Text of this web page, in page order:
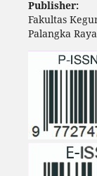
Publisher:
Fakultas
Palangka Raya